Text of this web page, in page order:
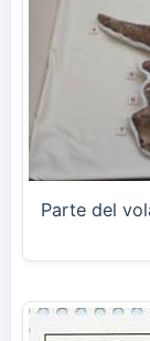
Parte del